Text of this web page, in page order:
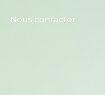
Nous contacter